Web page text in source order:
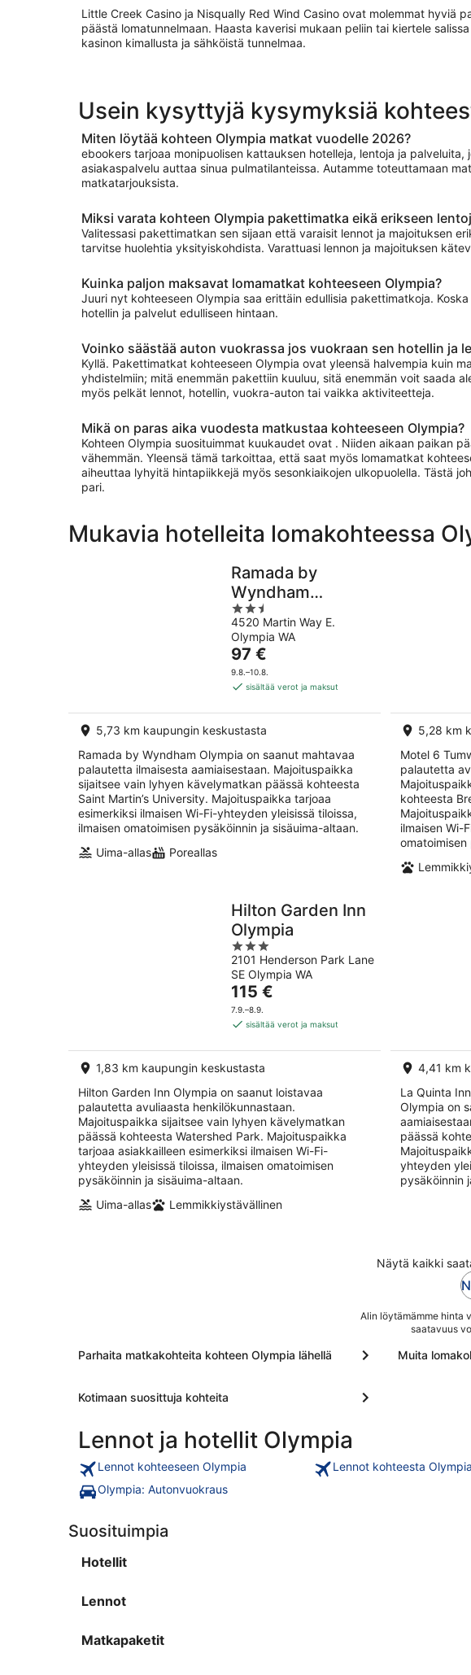
Little Creek Casino ja Nisqually Red Wind Casino ovat molemmat hyviä
päästä lomatunnelmaan. Haasta kaverisi mukaan peliin tai kiertele
kasinon kimallusta ja sähköistä tunnelmaa.
Usein kysyttyjä kysymyksiä
Miten löytää kohteen Olympia matkat vuodelle 2026?
ebookers tarjoaa monipuolisen kattauksen hotelleja, lentoja ja
asiakaspalvelu auttaa sinua pulmatilanteissa. Autamme toteuttamaan
matkatarjouksista.
Miksi varata kohteen Olympia pakettimatka eikä erikseen
Valitessasi pakettimatkan sen sijaan että varaisit lennot ja majoituksen
tarvitse huolehtia yksityiskohdista. Varattuasi lennon ja majoituksen
Kuinka paljon maksavat lomamatkat kohteeseen Olympia?
Juuri nyt kohteeseen Olympia saa erittäin edullisia pakettimatkoja.
hotellin ja palvelut edulliseen hintaan.
Voinko säästää auton vuokrassa jos vuokraan sen hotellin ja
Kyllä. Pakettimatkat kohteeseen Olympia ovat yleensä halvempia kuin
yhdistelmiin; mitä enemmän pakettiin kuuluu, sitä enemmän voit saada
myös pelkät lennot, hotellin, vuokra-auton tai vaikka aktiviteetteja.
Mikä on paras aika vuodesta matkustaa kohteeseen Olympia?
Kohteen Olympia suosituimmat kuukaudet ovat . Niiden aikaan paikan
vähemmän. Yleensä tämä tarkoittaa, että saat myös lomamatkat
aiheuttaa lyhyitä hintapiikkejä myös sesonkiaikojen ulkopuolella. Tästä
pari.
Mukavia hotelleita lomakohteessa
Ramada by
Wyndham
Olympia
2.5
out
of
5
4520 Martin Way E.
Olympia WA
Hinta
on
97 €
yö
97 €
9.8.–10.8.
sisältää verot ja maksut
5,73 km kaupungin keskustasta
Ramada by Wyndham Olympia on saanut mahtavaa
palautetta ilmaisesta aamiaisestaan. Majoituspaikka
sijaitsee vain lyhyen kävelymatkan päässä kohteesta
Saint Martin’s University. Majoituspaikka tarjoaa
esimerkiksi ilmaisen Wi-Fi-yhteyden yleisissä tiloissa,
ilmaisen omatoimisen pysäköinnin ja sisäuima-altaan.
Uima-allas
Poreallas
5,28 km
Motel 6
palautetta
kohteesta
ilmaisen Wi-
Hilton Garden Inn
Olympia
3
out
of
5
2101 Henderson Park Lane
SE Olympia WA
Hinta
on
115 €
yö
115 €
7.9.–8.9.
sisältää verot ja maksut
1,83 km kaupungin keskustasta
Hilton Garden Inn Olympia on saanut loistavaa
palautetta avuliaasta henkilökunnastaan.
Majoituspaikka sijaitsee vain lyhyen kävelymatkan
päässä kohteesta Watershed Park. Majoituspaikka
tarjoaa asiakkailleen esimerkiksi ilmaisen Wi-Fi-
yhteyden yleisissä tiloissa, ilmaisen omatoimisen
pysäköinnin ja sisäuima-altaan.
Uima-allas
Lemmikkiystävällinen
4,41 km
La Quinta
Olympia on
päässä
yhteyden
pysäköinnin
Näytä kaikki
Alin löytämämme hinta
saatavuus
Parhaita matkakohteita kohteen Olympia lähellä Muita
Kotimaan suosittuja kohteita
Lennot ja hotellit Olympia
Lennot kohteeseen Olympia Lennot kohteesta Olympia
Olympia: Autonvuokraus
Suosituimpia
Hotellit
Lennot
Matkapaketit